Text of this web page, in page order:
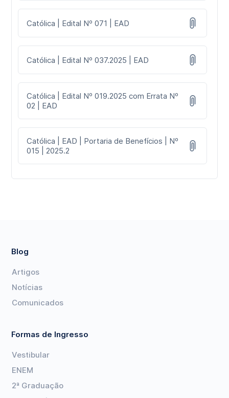
Católica | Edital Nº 071 | EAD
Católica | Edital Nº 037.2025 | EAD
Católica | Edital Nº 019.2025 com Errata Nº
02 | EAD
Católica | EAD | Portaria de Benefícios | Nº
015 | 2025.2
Blog
Artigos
Notícias
Comunicados
Formas de Ingresso
Vestibular
ENEM
2ª Graduação